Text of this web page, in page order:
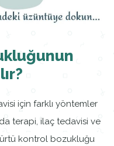
için farklı yöntemler
terapi, ilaç tedavisi ve
kontrol bozukluğu